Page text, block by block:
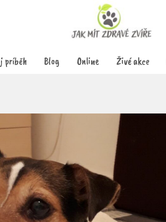
príběh Blog Online Živé akce